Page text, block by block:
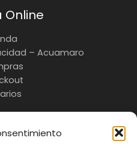
Online
– Acuamaro